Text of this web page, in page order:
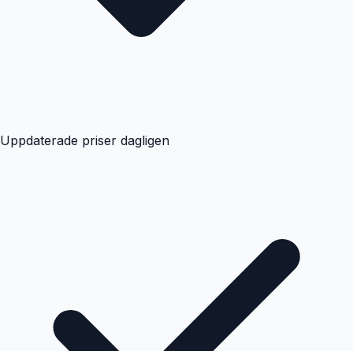
Uppdaterade priser dagligen